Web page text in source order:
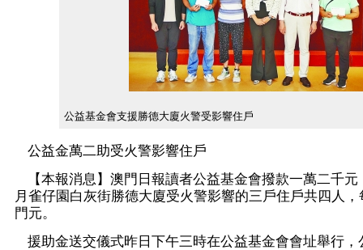
公益基金會支援勝德大廈火警受影響住戶
公益金萬二助受火警影響住戶
【本報消息】澳門日報讀者公益基金會撥款一萬二千元
月雀仔園白灰街勝德大廈受火警影響的三戶住戶共四人
門元。
援助金送交儀式昨日下午三時在公益基金會會址舉行，